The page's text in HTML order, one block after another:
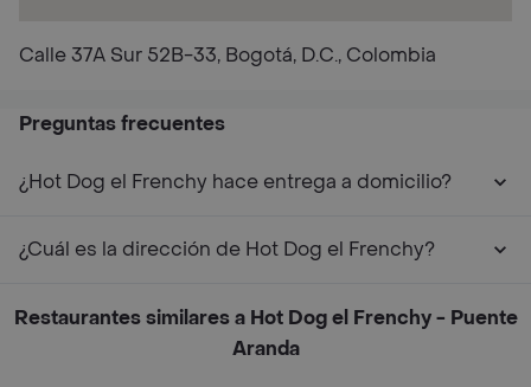
Calle 37A Sur 52B-33, Bogotá, D.C., Colombia
Preguntas frecuentes
¿Hot Dog el Frenchy hace entrega a domicilio?
¿Cuál es la dirección de Hot Dog el Frenchy?
Restaurantes similares a Hot Dog el Frenchy - Puente
Aranda